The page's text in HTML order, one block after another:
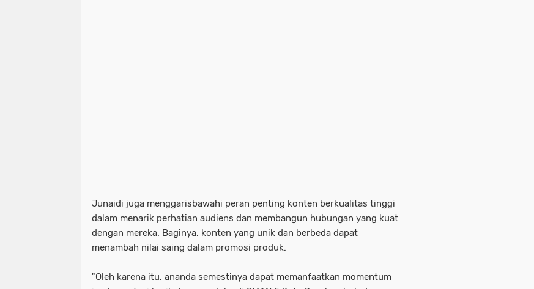
Junaidi juga menggarisbawahi peran penting konten berkualitas tinggi
dalam menarik perhatian audiens dan membangun hubungan yang kuat
dengan mereka. Baginya, konten yang unik dan berbeda dapat
menambah nilai saing dalam promosi produk.
"Oleh karena itu, ananda semestinya dapat memanfaatkan momentum